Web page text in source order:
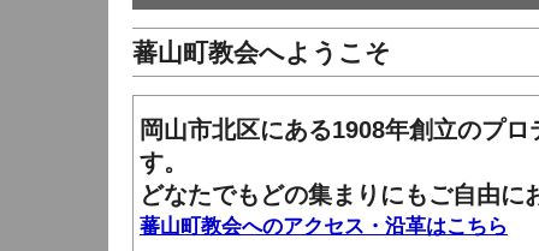
蕃山町教会へようこそ
岡山市北区にある1908年創立のプ
す。
どなたでもどの集まりにもご自由に
蕃山町教会へのアクセス・沿革はこちら